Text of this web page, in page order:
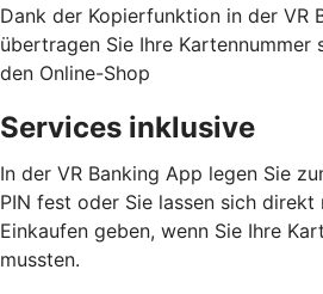
Dank der Kopierfunktion in der VR
übertragen Sie Ihre
den Online-Shop
Services inklusive
In der VR Banking App legen Sie
PIN fest oder Sie lassen sich direkt
Einkaufen geben, wenn Sie Ihre
mussten.